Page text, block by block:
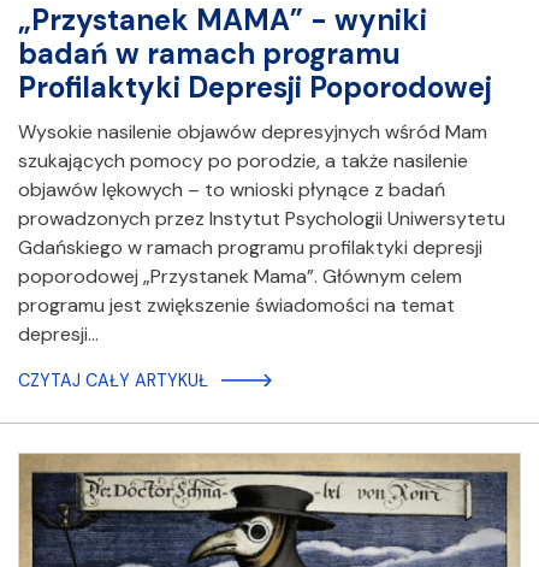
„Przystanek MAMA” - wyniki
badań w ramach programu
Profilaktyki Depresji Poporodowej
Wysokie nasilenie objawów depresyjnych wśród Mam
szukających pomocy po porodzie, a także nasilenie
objawów lękowych – to wnioski płynące z badań
prowadzonych przez Instytut Psychologii Uniwersytetu
Gdańskiego w ramach programu profilaktyki depresji
poporodowej „Przystanek Mama”. Głównym celem
programu jest zwiększenie świadomości na temat
depresji…
CZYTAJ CAŁY ARTYKUŁ